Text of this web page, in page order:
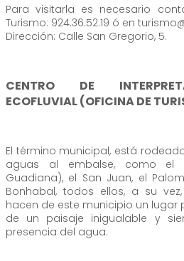
Para visitarla es necesario
Turismo: 924.36.52.19 ó en
Dirección: Calle San Gregorio, 5.
CENTRO DE
ECOFLUVIAL (OFICINA DE
El término municipal, está
aguas al embalse, como el
Guadiana), el San Juan, el
Bonhabal, todos ellos, a su
hacen de este municipio un lugar
de un paisaje inigualable y
presencia del agua.